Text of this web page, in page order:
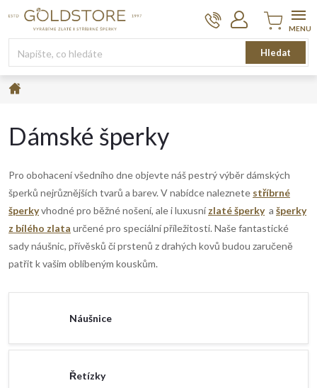
Hledat
Nákupní
košík
Dámské šperky
Pro obohacení všedního dne objevte náš pestrý výběr dámských
šperků nejrůznějších tvarů a barev. V nabídce naleznete stříbrné
šperkyvhodné pro běžné nošení, ale i luxusní zlaté šperkya šperky
z bílého zlata určené pro speciální příležitosti. Naše fantastické
sady náušnic, přívěsků či prstenů z drahých kovů budou zaručeně
patřit k vašim oblíbeným kouskům.
Náušnice
Řetízky